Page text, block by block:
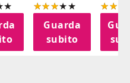
Guarda
subito